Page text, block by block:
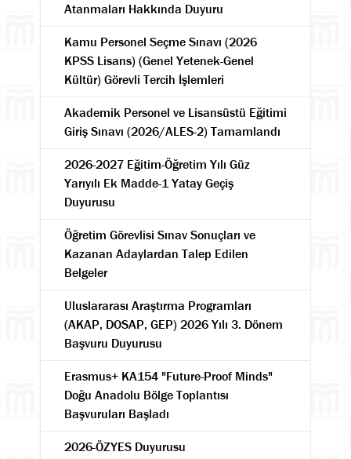
Atanmaları Hakkında Duyuru
Kamu Personel Seçme Sınavı (2026
KPSS Lisans) (Genel Yetenek-Genel
Kültür) Görevli Tercih İşlemleri
Akademik Personel ve Lisansüstü Eğitimi
Giriş Sınavı (2026/ALES-2) Tamamlandı
2026-2027 Eğitim-Öğretim Yılı Güz
Yarıyılı Ek Madde-1 Yatay Geçiş
Duyurusu
Öğretim Görevlisi Sınav Sonuçları ve
Kazanan Adaylardan Talep Edilen
Belgeler
Uluslararası Araştırma Programları
(AKAP, DOSAP, GEP) 2026 Yılı 3. Dönem
Başvuru Duyurusu
Erasmus+ KA154 "Future-Proof Minds"
Doğu Anadolu Bölge Toplantısı
Başvuruları Başladı
2026-ÖZYES Duyurusu